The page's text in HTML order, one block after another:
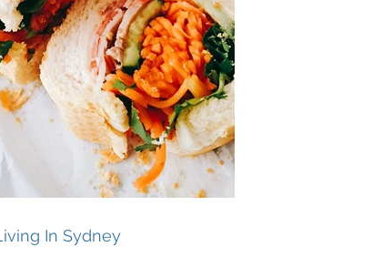
In Sydney